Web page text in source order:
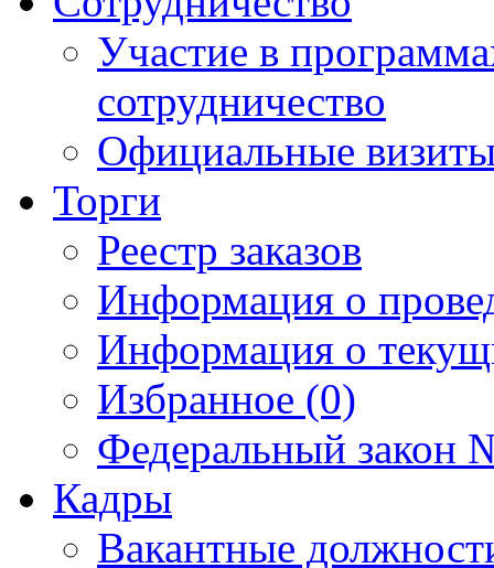
Участие в
сотрудничество
Официальные
Торги
Реестр заказов
Информация о
Информация о
Избранное (0)
Федеральный закон
Кадры
Вакантные